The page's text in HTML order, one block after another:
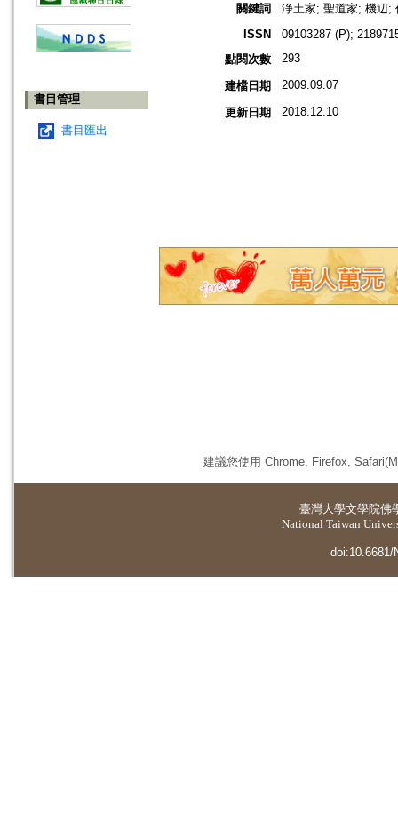
書目管理
書目匯出
關鍵詞
浄土家; 聖道家; 機辺;
ISSN
09103287 (P);
點閱次數
293
建檔日期 2009.09.07
更新日期 2018.12.10
建議您使用 Chrome, Firefox,
臺灣大學文學院佛
National Taiwan
doi:10.6681/